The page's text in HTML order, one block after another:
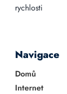
rychlosti
Navigace
Domů
Internet